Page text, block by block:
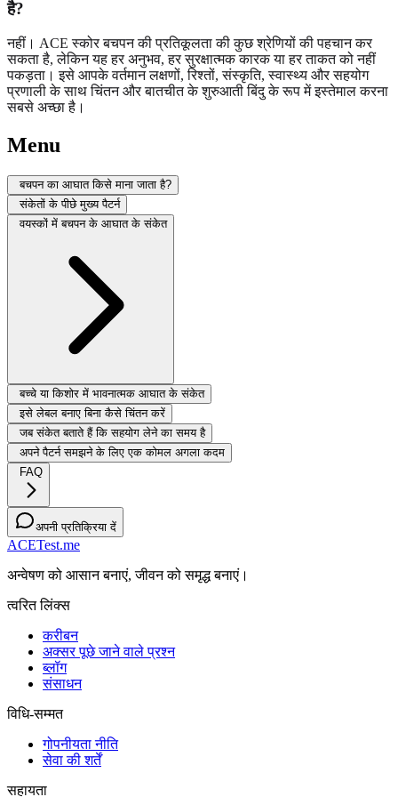
है?
नहीं। ACE स्कोर बचपन की प्रतिकूलता की कुछ श्रेणियों की पहचान कर
सकता है, लेकिन यह हर अनुभव, हर सुरक्षात्मक कारक या हर ताकत को नहीं
पकड़ता। इसे आपके वर्तमान लक्षणों, रिश्तों, संस्कृति, स्वास्थ्य और सहयोग
प्रणाली के साथ चिंतन और बातचीत के शुरुआती बिंदु के रूप में इस्तेमाल करना
सबसे अच्छा है।
Menu
बचपन का आघात किसे माना जाता है?
संकेतों के पीछे मुख्य पैटर्न
वयस्कों में बचपन के आघात के संकेत
बच्चे या किशोर में भावनात्मक आघात के संकेत
इसे लेबल बनाए बिना कैसे चिंतन करें
जब संकेत बताते हैं कि सहयोग लेने का समय है
अपने पैटर्न समझने के लिए एक कोमल अगला कदम
FAQ
अपनी प्रतिक्रिया दें
ACETest.me
अन्वेषण को आसान बनाएं, जीवन को समृद्ध बनाएं।
त्वरित लिंक्स
करीबन
अक्सर पूछे जाने वाले प्रश्न
ब्लॉग
संसाधन
विधि-सम्‍मत
गोपनीयता नीति
सेवा की शर्तें
सहायता